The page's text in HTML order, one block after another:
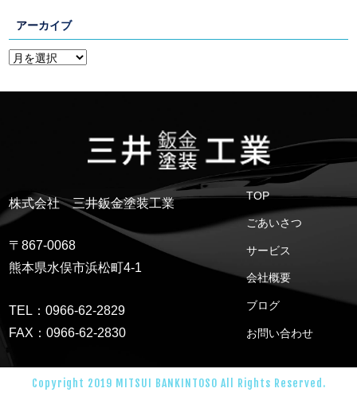
アーカイブ
株式会社 三井鈑金塗装工業
〒867-0068
熊本県水俣市浜松町4-1
TEL：0966-62-2829
FAX：0966-62-2830
TOP
ごあいさつ
サービス
会社概要
ブログ
お問い合わせ
Copyright 2019 MITSUI BANKINTOSO All Rights Reserved.